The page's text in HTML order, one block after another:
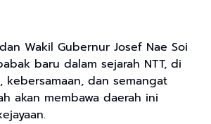
Wakil Gubernur Josef Nae Soi
baru dalam sejarah NTT, di
kebersamaan, dan semangat
akan membawa daerah ini